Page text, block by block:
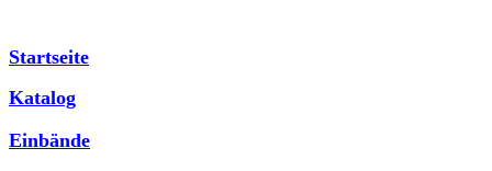
Startseite
Katalog
Einbände